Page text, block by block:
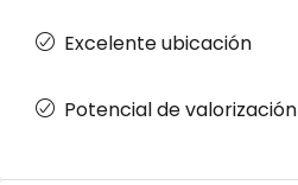
Excelente ubicación
Potencial de valorización